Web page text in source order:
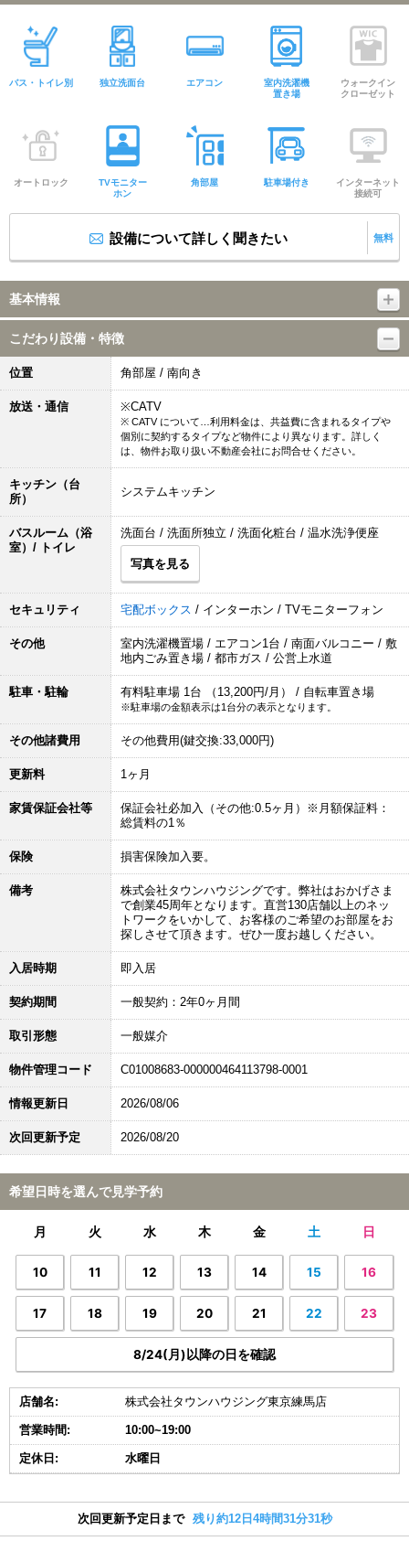
バス・トイレ別 独立洗面台 エアコン
室内洗濯機
置き場
ウォークイン
クローゼット
オートロック
TVモニター
ホン
角部屋 駐車場付き
インターネット
接続可
設備について詳しく聞きたい 無料
基本情報
こだわり設備・特徴
位置 角部屋 / 南向き
放送・通信 ※CATV
※ CATV について…利用料金は、共益費に含まれるタイプや
個別に契約するタイプなど物件により異なります。詳しく
は、物件お取り扱い不動産会社にお問合せください。
キッチン（台
所）
システムキッチン
バスルーム（浴
室）/ トイレ
洗面台 / 洗面所独立 / 洗面化粧台 / 温水洗浄便座
写真を見る
セキュリティ 宅配ボックス / インターホン / TVモニターフォン
その他
室内洗濯機置場 / エアコン1台 / 南面バルコニー / 敷
地内ごみ置き場 / 都市ガス / 公営上水道
駐車・駐輪 有料駐車場 1台 （13,200円/月） / 自転車置き場
※駐車場の金額表示は1台分の表示となります。
その他諸費用 その他費用(鍵交換:33,000円)
更新料 1ヶ月
家賃保証会社等
保証会社必加入（その他:0.5ヶ月）※月額保証料：
総賃料の1％
保険 損害保険加入要。
備考
株式会社タウンハウジングです。弊社はおかげさま
で創業45周年となります。直営130店舗以上のネッ
トワークをいかして、お客様のご希望のお部屋をお
探しさせて頂きます。ぜひ一度お越しください。
入居時期 即入居
契約期間 一般契約：2年0ヶ月間
取引形態 一般媒介
物件管理コード C01008683-000000464113798-0001
情報更新日 2026/08/06
次回更新予定 2026/08/20
希望日時を選んで見学予約
月 火 水 木 金 土 日
10 11 12 13 14 15 16
17 18 19 20 21 22 23
8/24(月)以降の日を確認
店舗名: 株式会社タウンハウジング東京練馬店
営業時間: 10:00~19:00
定休日: 水曜日
次回更新予定日まで 残り約12日4時間31分30秒